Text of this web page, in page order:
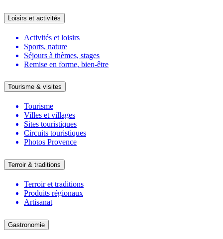
Loisirs et activités
Activités et loisirs
Sports, nature
Séjours à thèmes, stages
Remise en forme, bien-être
Tourisme & visites
Tourisme
Villes et villages
Sites touristiques
Circuits touristiques
Photos Provence
Terroir & traditions
Terroir et traditions
Produits régionaux
Artisanat
Gastronomie